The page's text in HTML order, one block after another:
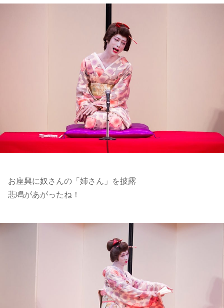
お座興に奴さんの「姉さん」を披露
悲鳴があがったね！